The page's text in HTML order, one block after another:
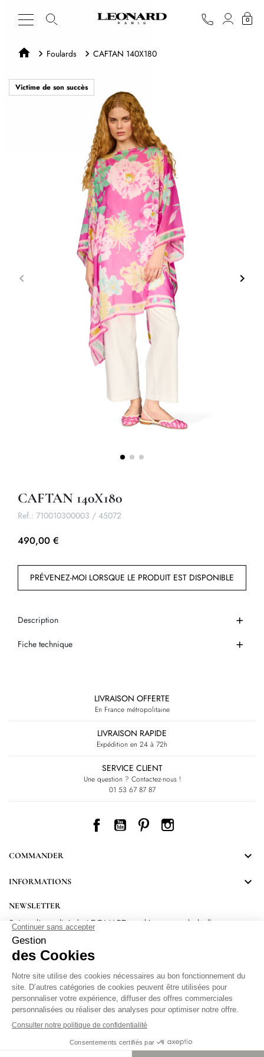
0
Foulards CAFTAN 140X180
Victime de son succès
Précédent
keyboard_arrow_left keyboard_arrow_right
CAFTAN 140X180
Ref.: 710010300003 / 45072
490,00 €
PRÉVENEZ-MOI LORSQUE LE PRODUIT EST DISPONIBLE
Description
Fiche technique
LIVRAISON OFFERTE
En France métropolitaine
LIVRAISON RAPIDE
Expédition en 24 à 72h
SERVICE CLIENT
Une question ? Contactez-nous !
01 53 67 87 87
Facebook
YouTube
PinterestInstagram
COMMANDER 
INFORMATIONS 
NEWSLETTER
Suivez l’actualité de LEONARD et découvrez de belles
surprises.
En vous inscrivant, vous acceptez notre Politique de confidentialité.Protection
des données personnelles.